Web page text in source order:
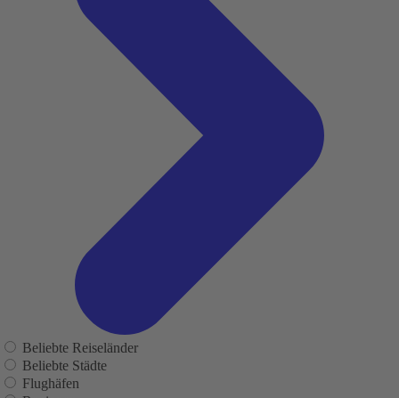
Beliebte Reiseländer
Beliebte Städte
Flughäfen